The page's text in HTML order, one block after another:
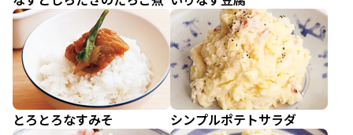
とろとろなすみそ シンプルポテトサラダ